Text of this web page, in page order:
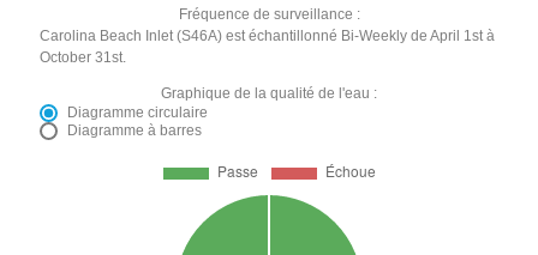
Fréquence de surveillance :
Carolina Beach Inlet (S46A) est échantillonné Bi-Weekly de April 1st à
October 31st.
Graphique de la qualité de l'eau :
Diagramme circulaire
Diagramme à barres